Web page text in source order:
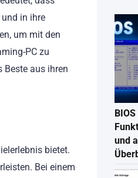
in ihre
um mit den
PC zu
Beste aus ihren
bietet.
Bei einem
und